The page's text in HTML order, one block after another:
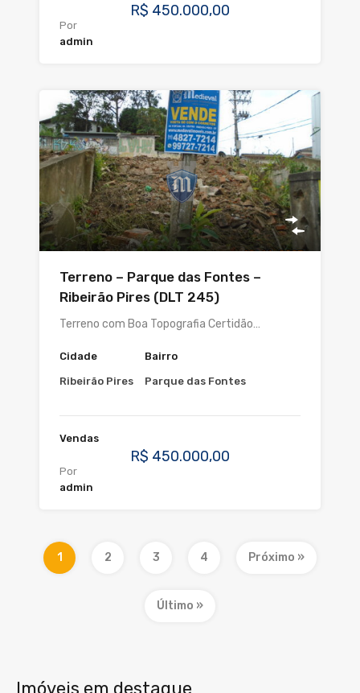
R$ 450.000,00
Por
admin
Terreno – Parque das Fontes –
Ribeirão Pires (DLT 245)
Terreno com Boa Topografia Certidão…
Cidade
Ribeirão Pires
Bairro
Parque das Fontes
Vendas
R$ 450.000,00
Por
admin
1 2 3 4 Próximo »
Último »
Imóveis em destaque